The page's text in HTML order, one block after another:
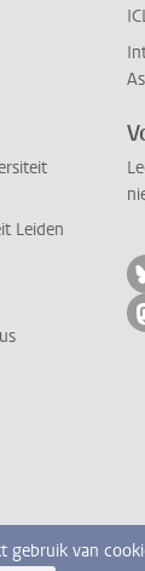
Leiden
gebruik van